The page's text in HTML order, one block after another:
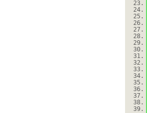
23.
24.
25.
26.
27.
28.
29.
30.
31.
32.
33.
34.
35.
36.
37.
38.
39.